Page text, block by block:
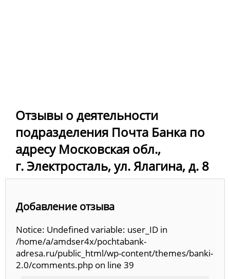
Отзывы о деятельности
подразделения Почта Банка по
адресу Московская обл.,
г. Электросталь, ул. Ялагина, д. 8
Добавление отзыва
Notice: Undefined variable: user_ID in
/home/a/amdser4x/pochtabank-
adresa.ru/public_html/wp-content/themes/banki-
2.0/comments.php on line 39